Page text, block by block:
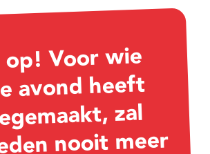
op! Voor wie
avond heeft
zal
nooit meer